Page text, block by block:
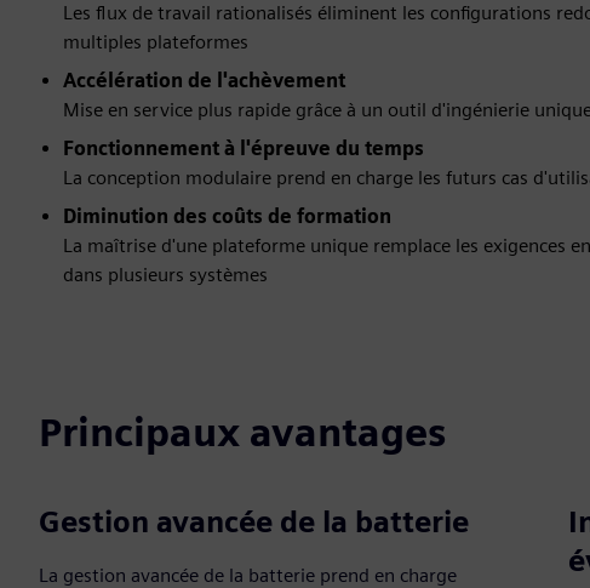
Les flux de travail rationalisés éliminent les configurations
multiples plateformes
Accélération de l'achèvement
Mise en service plus rapide grâce à un outil d'ingénierie
Fonctionnement à l'épreuve du temps
La conception modulaire prend en charge les futurs cas
Diminution des coûts de formation
La maîtrise d'une plateforme unique remplace les exigences
dans plusieurs systèmes
Principaux avantages
Gestion avancée de la batterie
La gestion avancée de la batterie prend en charge